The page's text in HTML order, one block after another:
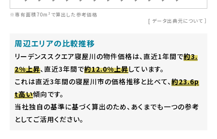
※専有面積70m²で算出した参考価格
[ データ出典元について ］
周辺エリアの比較推移
リーデンススクエア寝屋川の物件価格は、直近1年間で約3.
2%上昇、直近3年間で約12.0%上昇しています。
これは直近3年間の寝屋川市の価格推移と比べて、約23.6p
t高い傾向です。
当社独自の基準に基づく算出のため、あくまでも一つの参考
としてご活用ください。